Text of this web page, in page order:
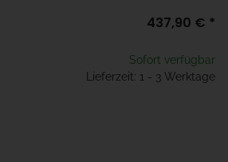
437,90 € *
Sofort verfügbar
Lieferzeit: 1 - 3 Werktage